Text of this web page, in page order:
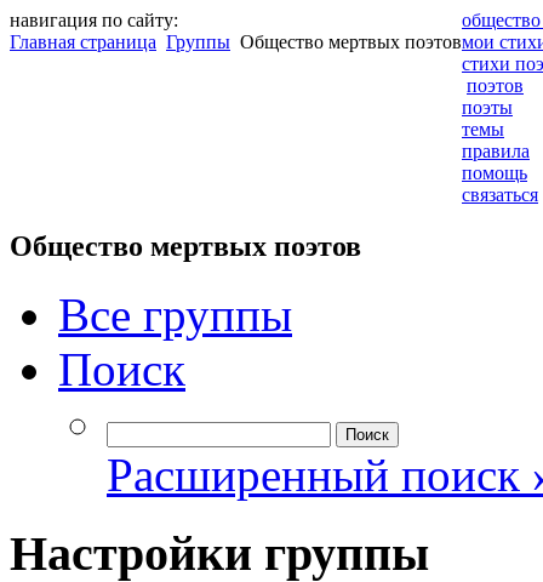
навигация по сайту:
Главная страница Группы Общество мертвых поэтовмои
стихи
поэтов
поэты
темы
правила
помощь
связаться
Общество мертвых поэтов
Все группы
Поиск
Расширенный поиск
Настройки группы